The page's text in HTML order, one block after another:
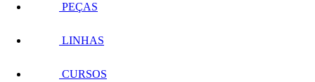
PEÇAS
LINHAS
CURSOS